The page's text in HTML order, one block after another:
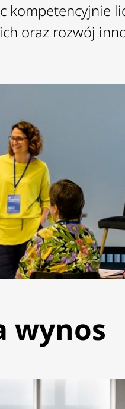
kompetencyjnie
oraz rozwój
wynos